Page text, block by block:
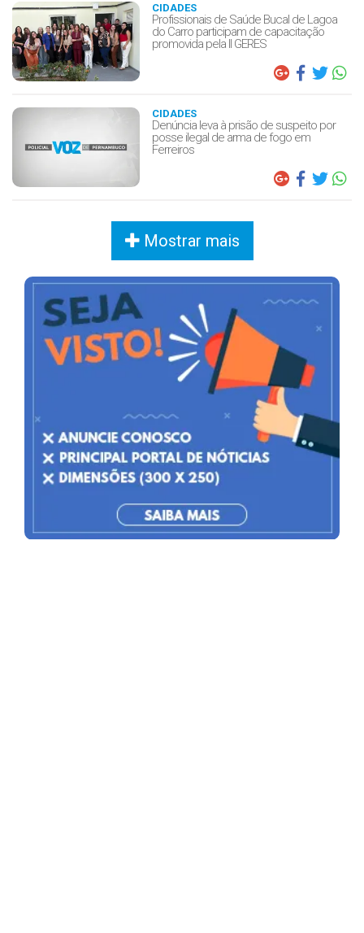
CIDADES
Profissionais de Saúde Bucal de Lagoa
do Carro participam de capacitação
promovida pela II GERES
CIDADES
Denúncia leva à prisão de suspeito por
posse ilegal de arma de fogo em
Ferreiros
Mostrar mais